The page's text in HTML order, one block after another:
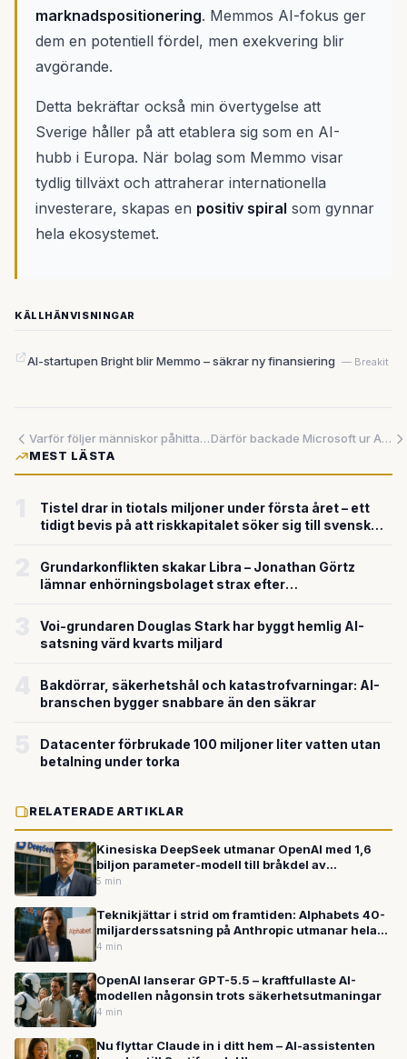
marknadspositionering. Memmos AI-fokus ger
dem en potentiell fördel, men exekvering blir
avgörande.
Detta bekräftar också min övertygelse att
Sverige håller på att etablera sig som en AI-
hubb i Europa. När bolag som Memmo visar
tydlig tillväxt och attraherar internationella
investerare, skapas en positiv spiral som gynnar
hela ekosystemet.
KÄLLHÄNVISNINGAR
AI-startupen Bright blir Memmo – säkrar ny finansiering — Breakit
Varför följer människor påhittade personer?
Därför backade Microsoft ur AI-förhandlingarna – och lämnade fältet fritt åt konkurrenterna
MEST LÄSTA
Tistel drar in tiotals miljoner under första året – ett
tidigt bevis på att riskkapitalet söker sig till svensk
Grundarkonflikten skakar Libra – Jonathan Görtz
lämnar enhörningsbolaget strax efter
Voi-grundaren Douglas Stark har byggt hemlig AI-
satsning värd kvarts miljard
Bakdörrar, säkerhetshål och katastrofvarningar: AI-
branschen bygger snabbare än den säkrar
Datacenter förbrukade 100 miljoner liter vatten utan
betalning under torka
RELATERADE ARTIKLAR
Kinesiska DeepSeek utmanar OpenAI med 1,6
biljon parameter-modell till bråkdel av
kostnaden
5 min
Teknikjättar i strid om framtiden: Alphabets 40-
miljarderssatsning på Anthropic utmanar hela
AI-branschen
4 min
OpenAI lanserar GPT-5.5 – kraftfullaste AI-
modellen någonsin trots säkerhetsutmaningar
4 min
Nu flyttar Claude in i ditt hem – AI-assistenten